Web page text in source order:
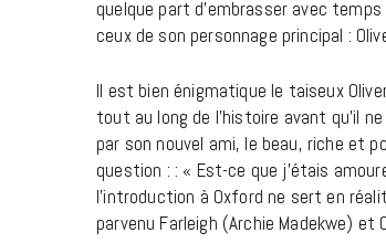
quelque part d’embrasser avec
ceux de son personnage principal :
Il est bien énigmatique le taiseux
tout au long de l’histoire avant qu’il
par son nouvel ami, le beau, riche et
question : : « Est-ce que j’étais
l’introduction à Oxford ne sert en
parvenu Farleigh (Archie Madekwe)